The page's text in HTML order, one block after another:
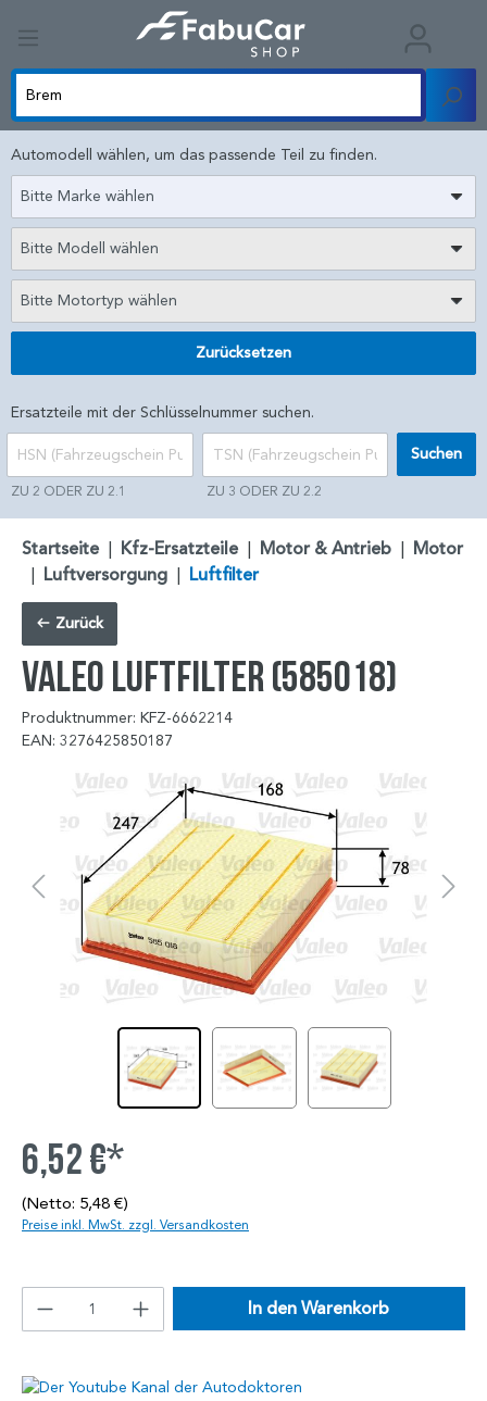
Automodell wählen, um das passende Teil zu finden.
Bitte Marke wählen
Bitte Modell wählen
Bitte Motortyp wählen
Zurücksetzen
Ersatzteile mit der Schlüsselnummer suchen.
ZU 2 ODER ZU 2.1 ZU 3 ODER ZU 2.2
Suchen
Startseite | Kfz-Ersatzteile | Motor & Antrieb | Motor
| Luftversorgung | Luftfilter
Zurück
VALEO Luftfilter (585018)
Produktnummer: KFZ-6662214
EAN: 3276425850187
6,52 €*
(Netto: 5,48 €)
Preise inkl. MwSt. zzgl. Versandkosten
In den Warenkorb